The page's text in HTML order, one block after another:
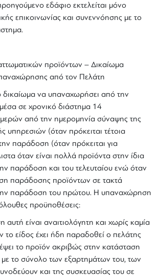
εδάφιο εκτελείται μόνο
επικοινωνίας και συνεννόησης με το
προϊόντων – Δικαίωμα
από τον Πελάτη
δικαίωμα να υπαναχωρήσει από την
σε χρονικό διάστημα 14
από την ημερομηνία σύναψης της
υπηρεσιών (όταν πρόκειται τέτοια
παράδοση (όταν πρόκειται για
όταν είναι πολλά προϊόντα στην ίδια
παράδοση και του τελευταίου ενώ όταν
παράδοσης προϊόντων σε τακτά
παράδοση του πρώτου. Η υπαναχώρηση
προϋποθέσεις:
είναι αναιτιολόγητη και χωρίς καμία
το είδος έχει ήδη παραδοθεί ο πελάτης
το προϊόν ακριβώς στην κατάσταση
το σύνολο των εξαρτημάτων του, των
και της συσκευασίας του σε